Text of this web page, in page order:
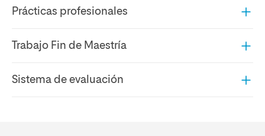
Prácticas profesionales
Trabajo Fin de Maestría
Sistema de evaluación